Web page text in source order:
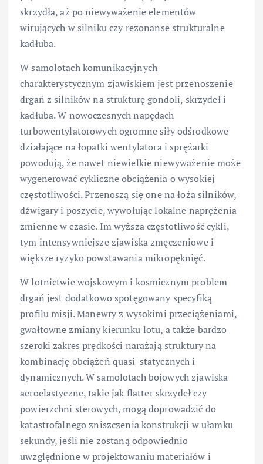
skrzydła, aż po niewyważenie elementów
wirujących w silniku czy rezonanse strukturalne
kadłuba.
W samolotach komunikacyjnych
charakterystycznym zjawiskiem jest przenoszenie
drgań z silników na strukturę gondoli, skrzydeł i
kadłuba. W nowoczesnych napędach
turbowentylatorowych ogromne siły odśrodkowe
działające na łopatki wentylatora i sprężarki
powodują, że nawet niewielkie niewyważenie może
wygenerować cykliczne obciążenia o wysokiej
częstotliwości. Przenoszą się one na łoża silników,
dźwigary i poszycie, wywołując lokalne naprężenia
zmienne w czasie. Im wyższa częstotliwość cykli,
tym intensywniejsze zjawiska zmęczeniowe i
większe ryzyko powstawania mikropęknięć.
W lotnictwie wojskowym i kosmicznym problem
drgań jest dodatkowo spotęgowany specyfiką
profilu misji. Manewry z wysokimi przeciążeniami,
gwałtowne zmiany kierunku lotu, a także bardzo
szeroki zakres prędkości narażają struktury na
kombinację obciążeń quasi-statycznych i
dynamicznych. W samolotach bojowych zjawiska
aeroelastyczne, takie jak flatter skrzydeł czy
powierzchni sterowych, mogą doprowadzić do
katastrofalnego zniszczenia konstrukcji w ułamku
sekundy, jeśli nie zostaną odpowiednio
uwzględnione w projektowaniu materiałów i